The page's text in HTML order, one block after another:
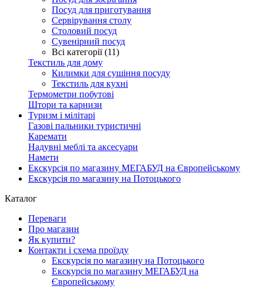
Посуд для приготування
Сервірування столу
Столовий посуд
Сувенірний посуд
Всі категорії (11)
Текстиль для дому
Килимки для сушіння посуду
Текстиль для кухні
Термометри побутові
Штори та карнизи
Туризм і мілітарі
Газові пальники туристичні
Каремати
Надувні меблі та аксесуари
Намети
Екскурсія по магазину МЕГАБУД на Європейському
Екскурсія по магазину на Потоцького
Каталог
Переваги
Про магазин
Як купити?
Контакти і схема проїзду
Екскурсія по магазину на Потоцького
Екскурсія по магазину МЕГАБУД на
Європейському